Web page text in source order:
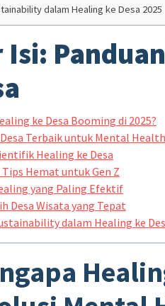
dalam Healing ke Desa 2025
Isi:
ke Desa Booming di 2025?
Terbaik untuk Mental Health
Healing ke Desa
Hemat untuk Gen Z
yang Paling Efektif
Desa Wisata yang Tepat
dalam Healing ke